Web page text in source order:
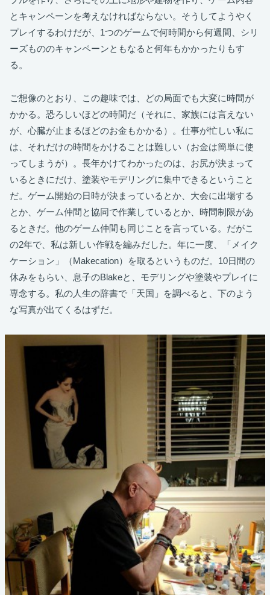
とキャンペーンを考えなければならない。そうしてようやく
プレイするわけだが、1つのゲームで何時間から何週間、シリ
ーズもののキャンペーンともなると何年もかかったりもす
る。
ご想像のとおり、この趣味では、どの局面でも大変に時間が
かかる。恐ろしいほどの時間だ（それに、家族には言えない
が、心臓が止まるほどのお金もかかる）。仕事が忙しい私に
は、それだけの時間をかけることは難しい（お金は簡単に使
ってしまうが）。長年かけてわかったのは、お尻が決まって
いるときにだけ、塗装やモデリングに集中できるということ
だ。ゲーム開始の日時が決まっているとか、大会に出場する
とか、ゲーム仲間と協同で作業しているとか、時間制限があ
るときだ。他のゲーム仲間も同じことを言っている。だがこ
の2年で、私は新しい作戦を編みだした。年に一度、「メイク
ケーション」（Makecation）を取るというものだ。10日間の
休みをもらい、息子のBlakeと、モデリングや塗装やプレイに
専念する。私の人生の辞書で「天国」を調べると、下のよう
な写真が出てくるはずだ。